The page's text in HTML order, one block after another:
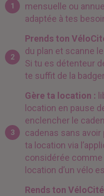
1
mensuelle ou
adaptée à tes
2
Prends ton
du plan et scanne le
Si tu es détenteur
te suffit de la
3
Gère ta location :
location en pause
enclencher le
cadenas sans
ta location via
considérée
location d’un vélo
Rends ton